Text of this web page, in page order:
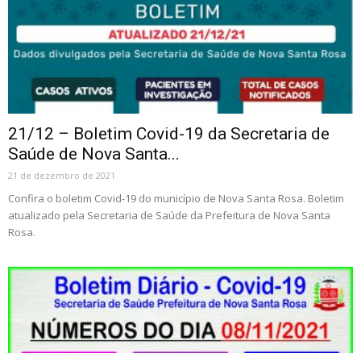
21/12 – Boletim Covid-19 da Secretaria de
Saúde de Nova Santa...
21 de dezembro de 2021
Confira o boletim Covid-19 do município de Nova Santa Rosa. Boletim
atualizado pela Secretaria de Saúde da Prefeitura de Nova Santa
Rosa.